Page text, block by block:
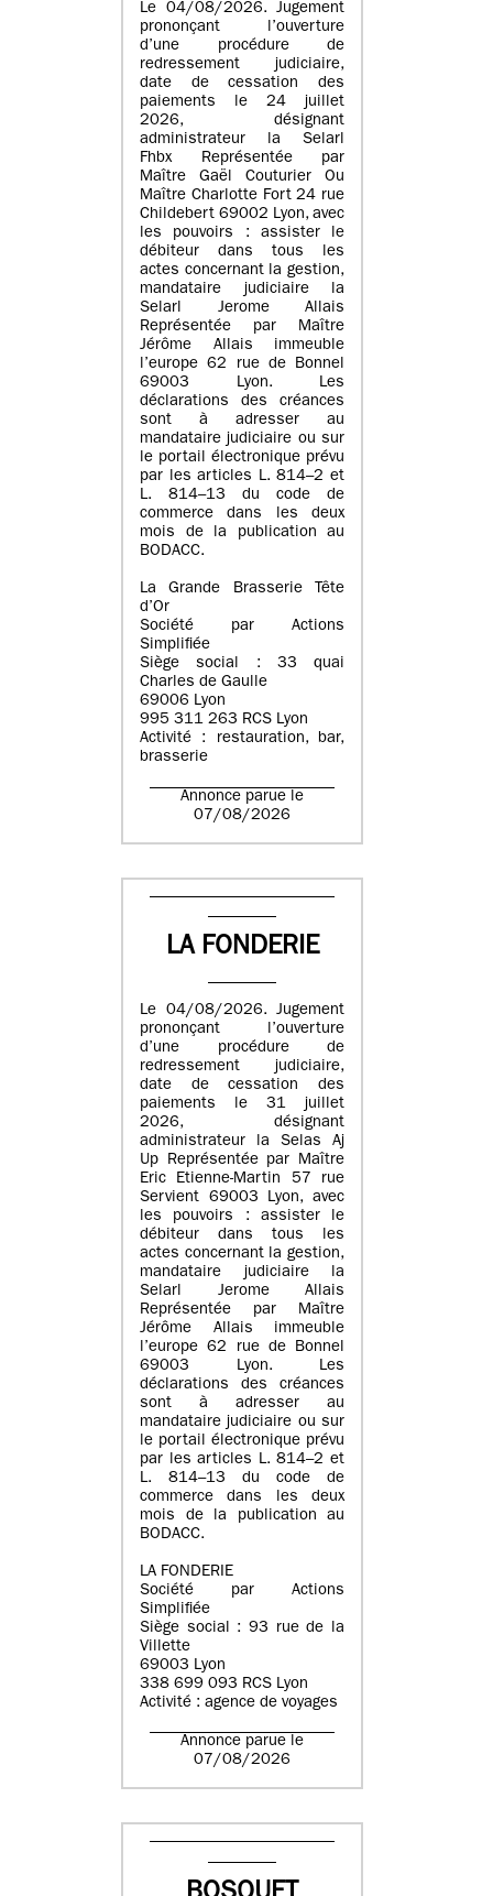
Le 04/08/2026. Jugement
prononçant l’ouverture
d’une procédure de
redressement judiciaire,
date de cessation des
paiements le 24 juillet
2026, désignant
administrateur la Selarl
Fhbx Représentée par
Maître Gaël Couturier Ou
Maître Charlotte Fort 24 rue
Childebert 69002 Lyon, avec
les pouvoirs : assister le
débiteur dans tous les
actes concernant la gestion,
mandataire judiciaire la
Selarl Jerome Allais
Représentée par Maître
Jérôme Allais immeuble
l’europe 62 rue de Bonnel
69003 Lyon. Les
déclarations des créances
sont à adresser au
mandataire judiciaire ou sur
le portail électronique prévu
par les articles L. 814–2 et
L. 814–13 du code de
commerce dans les deux
mois de la publication au
BODACC.
La Grande Brasserie Tête
d’Or
Société par Actions
Simplifiée
Siège social : 33 quai
Charles de Gaulle
69006 Lyon
995 311 263 RCS Lyon
Activité : restauration, bar,
brasserie
Annonce parue le
07/08/2026
LA FONDERIE
Le 04/08/2026. Jugement
prononçant l’ouverture
d’une procédure de
redressement judiciaire,
date de cessation des
paiements le 31 juillet
2026, désignant
administrateur la Selas Aj
Up Représentée par Maître
Eric Etienne-Martin 57 rue
Servient 69003 Lyon, avec
les pouvoirs : assister le
débiteur dans tous les
actes concernant la gestion,
mandataire judiciaire la
Selarl Jerome Allais
Représentée par Maître
Jérôme Allais immeuble
l’europe 62 rue de Bonnel
69003 Lyon. Les
déclarations des créances
sont à adresser au
mandataire judiciaire ou sur
le portail électronique prévu
par les articles L. 814–2 et
L. 814–13 du code de
commerce dans les deux
mois de la publication au
BODACC.
LA FONDERIE
Société par Actions
Simplifiée
Siège social : 93 rue de la
Villette
69003 Lyon
338 699 093 RCS Lyon
Activité : agence de voyages
Annonce parue le
07/08/2026